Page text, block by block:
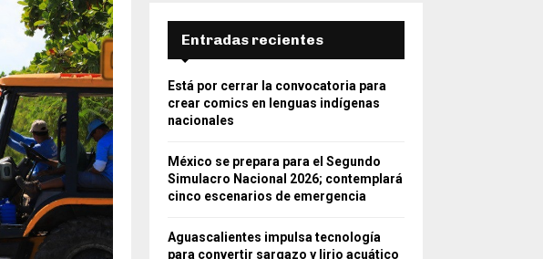
Entradas recientes
Está por cerrar la convocatoria para
crear comics en lenguas indígenas
nacionales
México se prepara para el Segundo
Simulacro Nacional 2026; contemplará
cinco escenarios de emergencia
Aguascalientes impulsa tecnología
para convertir sargazo y lirio acuático